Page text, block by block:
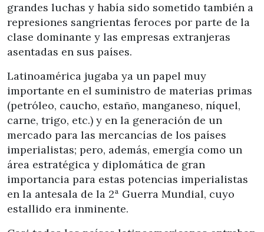
grandes luchas y había sido sometido también a
represiones sangrientas feroces por parte de la
clase dominante y las empresas extranjeras
asentadas en sus países.
Latinoamérica jugaba ya un papel muy
importante en el suministro de materias primas
(petróleo, caucho, estaño, manganeso, níquel,
carne, trigo, etc.) y en la generación de un
mercado para las mercancías de los países
imperialistas; pero, además, emergía como un
área estratégica y diplomática de gran
importancia para estas potencias imperialistas
en la antesala de la 2ª Guerra Mundial, cuyo
estallido era inminente.